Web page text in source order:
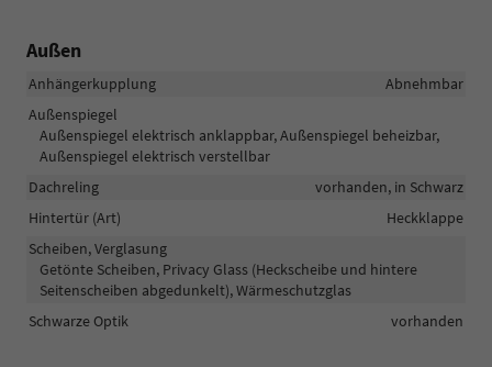
Außen
Anhängerkupplung
Abnehmbar
Außenspiegel
Außenspiegel elektrisch anklappbar, Außenspiegel beheizbar,
Außenspiegel elektrisch verstellbar
Dachreling
vorhanden, in Schwarz
Hintertür (Art)
Heckklappe
Scheiben, Verglasung
Getönte Scheiben, Privacy Glass (Heckscheibe und hintere
Seitenscheiben abgedunkelt), Wärmeschutzglas
Schwarze Optik
vorhanden